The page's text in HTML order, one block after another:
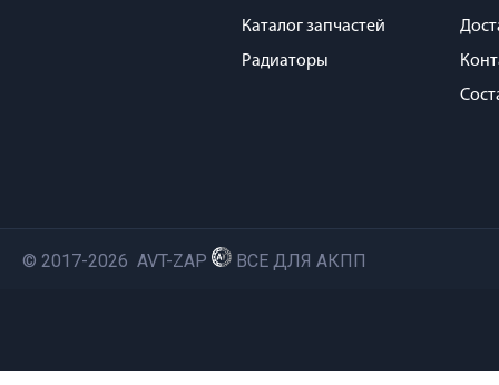
Каталог запчастей
Радиаторы
© 2017-2026 AVT-ZAP ВСЕ ДЛЯ АКПП